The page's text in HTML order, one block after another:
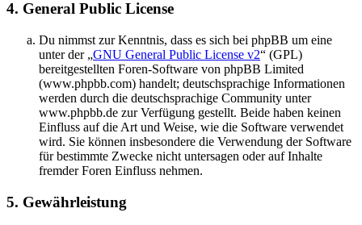
4. General Public License
Du nimmst zur Kenntnis, dass es sich bei phpBB um eine
unter der „GNU General Public License v2“ (GPL)
bereitgestellten Foren-Software von phpBB Limited
(www.phpbb.com) handelt; deutschsprachige Informationen
werden durch die deutschsprachige Community unter
www.phpbb.de zur Verfügung gestellt. Beide haben keinen
Einfluss auf die Art und Weise, wie die Software verwendet
wird. Sie können insbesondere die Verwendung der Software
für bestimmte Zwecke nicht untersagen oder auf Inhalte
fremder Foren Einfluss nehmen.
5. Gewährleistung